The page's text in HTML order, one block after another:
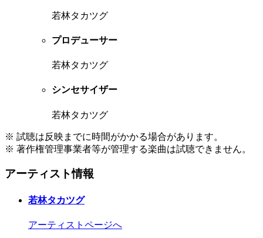
若林タカツグ
プロデューサー
若林タカツグ
シンセサイザー
若林タカツグ
※ 試聴は反映までに時間がかかる場合があります。
※ 著作権管理事業者等が管理する楽曲は試聴できません。
アーティスト情報
若林タカツグ
アーティストページへ